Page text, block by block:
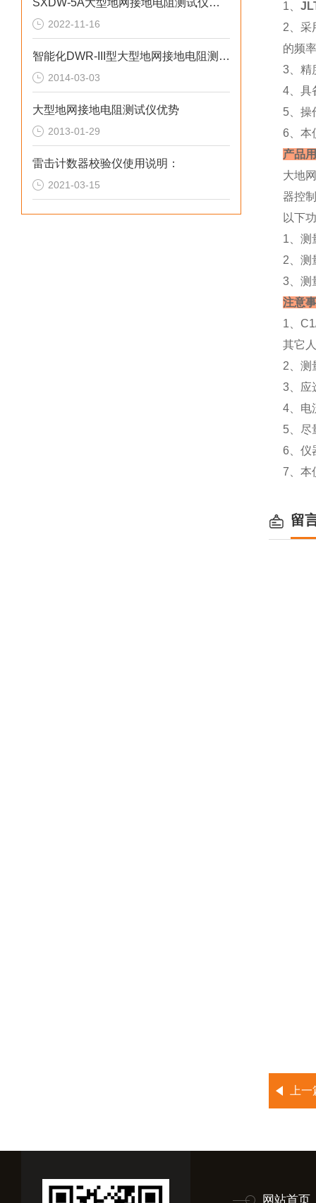
SXDW-5A大型地网接地电阻测试仪的测试原理和使用注意事项
2022-11-16
智能化DWR-III型大型地网接地电阻测试仪特点
2014-03-03
大型地网接地电阻测试仪优势
2013-01-29
雷击计数器校验仪使用说明：
2021-03-15
1、
2、采
的频
3、精
4、具
5、操
6、本
产品
大地
器控
以下
1、测
2、测
3、测
注意
1、
其它
2、测
3、应
4、电
5、尽
6、仪
7、本
留
上
网站首页